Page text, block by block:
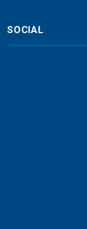
SOCIAL